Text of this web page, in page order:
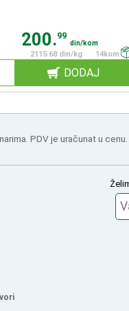
200.99
din/kom
2115.68 din/kg
14kom
DODAJ
PDV je uračunat u